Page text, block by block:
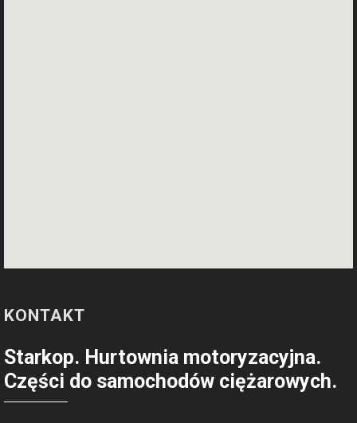
KONTAKT
Starkop. Hurtownia motoryzacyjna.
Części do samochodów ciężarowych.